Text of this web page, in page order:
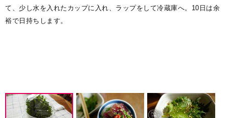
て、少し水を入れたカップに入れ、ラップをして冷蔵庫へ。10日は余
裕で日持ちします。